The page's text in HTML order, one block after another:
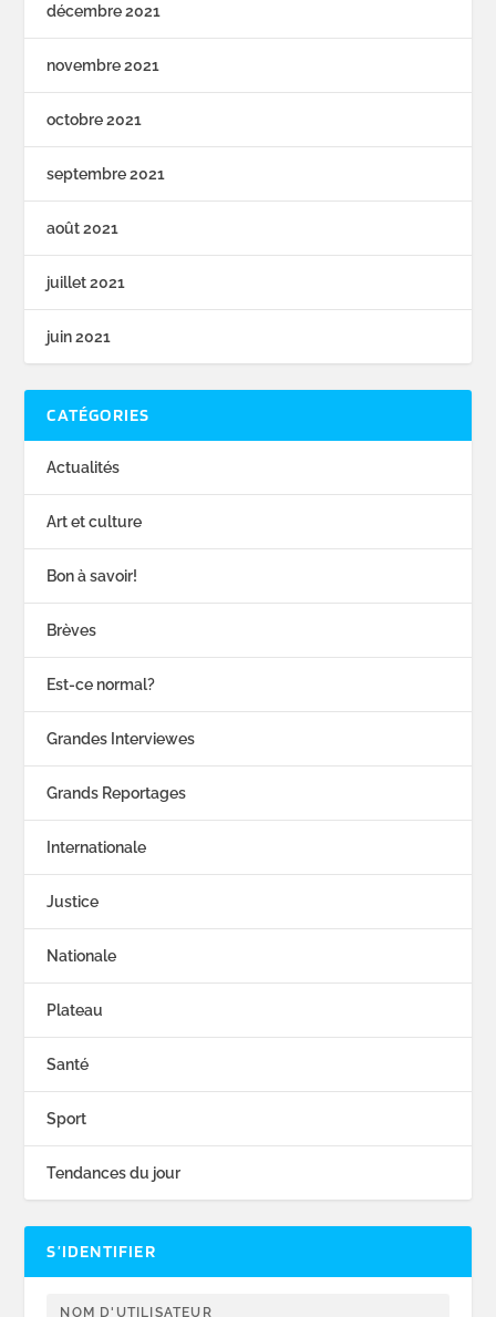
décembre 2021
novembre 2021
octobre 2021
septembre 2021
août 2021
juillet 2021
juin 2021
CATÉGORIES
Actualités
Art et culture
Bon à savoir!
Brèves
Est-ce normal?
Grandes Interviewes
Grands Reportages
Internationale
Justice
Nationale
Plateau
Santé
Sport
Tendances du jour
S’IDENTIFIER